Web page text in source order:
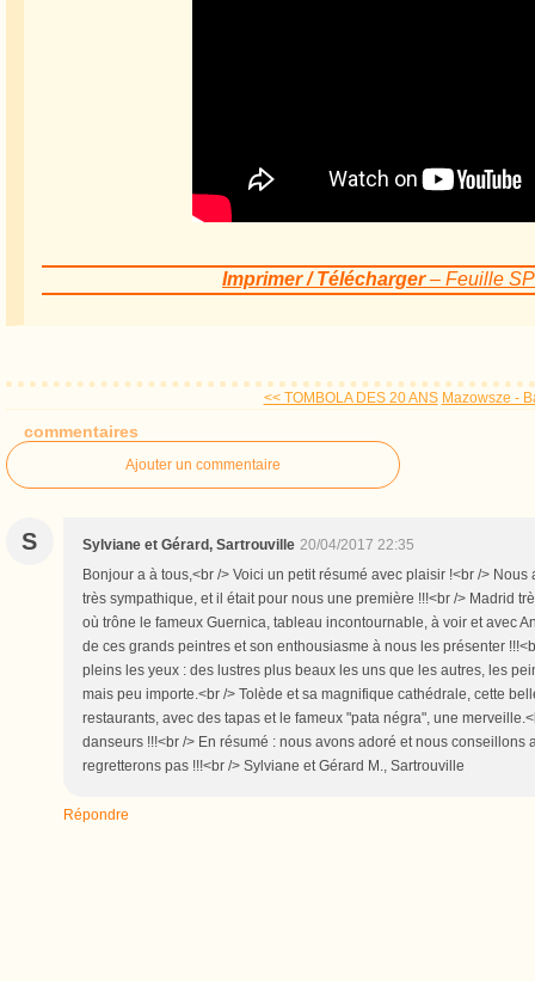
Imprimer / Télécharger– Feuille
<< TOMBOLA DES 20 ANS Mazowsze -
commentaires
Ajouter un commentaire
S Sylviane et Gérard, Sartrouville 20/04/2017 22:35
B‌onjour a à tous,<br /> Voici un petit résumé avec plaisir !<br />
très sympathique, et il était pour nous une première !!!<br /> Madrid
où trône le fameux Guernica, tableau incontournable, à voir et avec
de ces grands peintres et son enthousiasme à nous les présenter
pleins les yeux : des lustres plus beaux les uns que les autres, les
mais peu importe.<br /> Tolède et sa magnifique cathédrale, cette
restaurants, avec des tapas et le fameux "pata négra", une
danseurs !!!<br /> En résumé : nous avons adoré et nous
regretterons pas !!!<br /> Sylviane et Gérard M., Sartrouville
Répondre